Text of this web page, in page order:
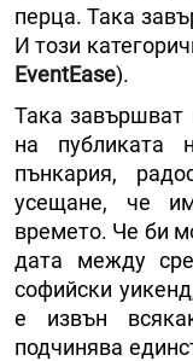
перца. Така
И този
EventEase).
Така завършват
на публиката
пънкария,
усещане, че
времето. Че би
дата между
софийски
е извън
подчинява